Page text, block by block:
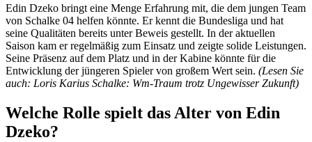
Edin Dzeko bringt eine Menge Erfahrung mit, die dem jungen Team
von Schalke 04 helfen könnte. Er kennt die Bundesliga und hat
seine Qualitäten bereits unter Beweis gestellt. In der aktuellen
Saison kam er regelmäßig zum Einsatz und zeigte solide Leistungen.
Seine Präsenz auf dem Platz und in der Kabine könnte für die
Entwicklung der jüngeren Spieler von großem Wert sein. (Lesen Sie
auch: Loris Karius Schalke: Wm-Traum trotz Ungewisser Zukunft)
Welche Rolle spielt das Alter von Edin
Dzeko?